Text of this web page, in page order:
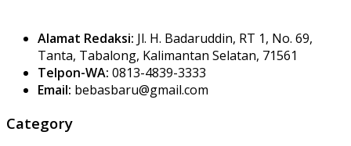
Alamat Redaksi: Jl. H. Badaruddin, RT 1, No. 69,
Tanta, Tabalong, Kalimantan Selatan, 71561
Telpon-WA: 0813-4839-3333
Email: bebasbaru@gmail.com
Category